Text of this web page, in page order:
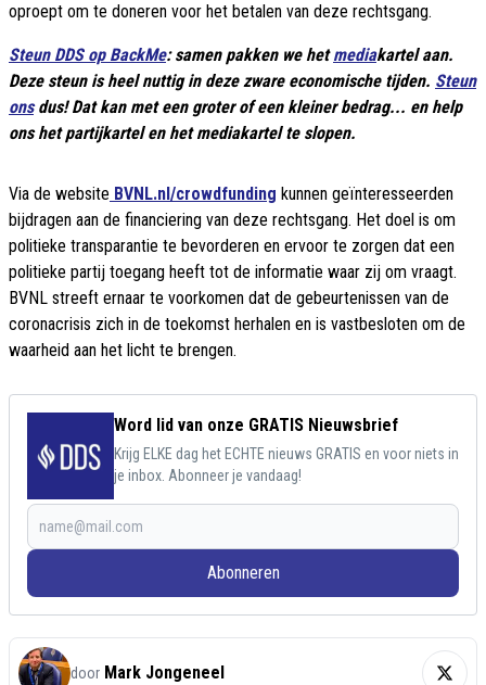
oproept om te doneren voor het betalen van deze rechtsgang.
Steun DDS op BackMe: samen pakken we hetmediakartel aan.
Deze steun is heel nuttig in deze zware economische tijden. Steun
onsdus! Dat kan met een groter of een kleiner bedrag... en help
ons het partijkartel en het mediakartel te slopen.
Via de website BVNL.nl/crowdfunding kunnen geïnteresseerden
bijdragen aan de financiering van deze rechtsgang. Het doel is om
politieke transparantie te bevorderen en ervoor te zorgen dat een
politieke partij toegang heeft tot de informatie waar zij om vraagt.
BVNL streeft ernaar te voorkomen dat de gebeurtenissen van de
coronacrisis zich in de toekomst herhalen en is vastbesloten om de
waarheid aan het licht te brengen.
Word lid van onze GRATIS Nieuwsbrief
Krijg ELKE dag het ECHTE nieuws GRATIS en voor niets in
je inbox. Abonneer je vandaag!
Abonneren
door Mark Jongeneel